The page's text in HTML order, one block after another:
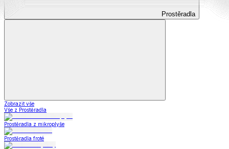
Prostěradla
Zobrazit vše
Vše z Prostěradla
Prostěradla z mikroplyše
Prostěradla froté